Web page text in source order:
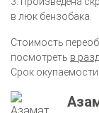
в люк бензобака.
Стоимость
посмотреть в
Срок